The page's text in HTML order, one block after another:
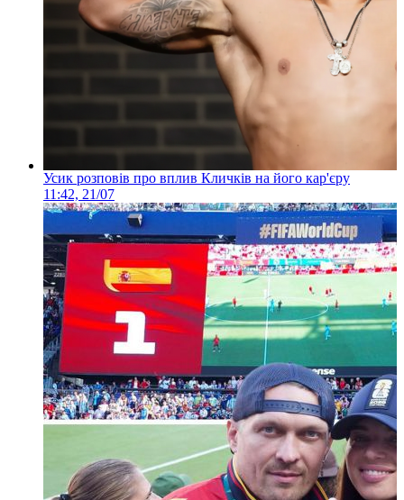
Усик розповів про вплив Кличків на його кар'єру
11:42, 21/07